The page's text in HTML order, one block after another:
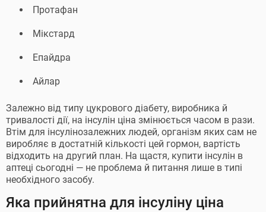
Протафан
Мікстард
Епайдра
Айлар
Залежно від типу цукрового діабету, виробника й
тривалості дії, на інсулін ціна змінюється часом в рази.
Втім для інсулінозалежних людей, організм яких сам не
виробляє в достатній кількості цей гормон, вартість
відходить на другий план. На щастя, купити інсулін в
аптеці сьогодні — не проблема й питання лише в типі
необхідного засобу.
Яка прийнятна для інсуліну ціна